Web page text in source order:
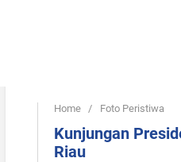
Home / Foto Peristiwa
Kunjungan
Riau